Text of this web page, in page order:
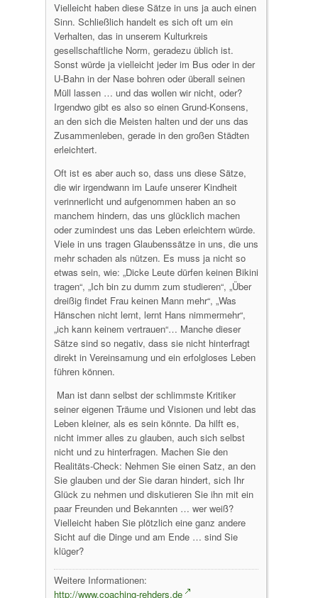
Vielleicht haben diese Sätze in uns ja auch einen
Sinn. Schließlich handelt es sich oft um ein
Verhalten, das in unserem Kulturkreis
gesellschaftliche Norm, geradezu üblich ist.
Sonst würde ja vielleicht jeder im Bus oder in der
U-Bahn in der Nase bohren oder überall seinen
Müll lassen … und das wollen wir nicht, oder?
Irgendwo gibt es also so einen Grund-Konsens,
an den sich die Meisten halten und der uns das
Zusammenleben, gerade in den großen Städten
erleichtert.
Oft ist es aber auch so, dass uns diese Sätze,
die wir irgendwann im Laufe unserer Kindheit
verinnerlicht und aufgenommen haben an so
manchem hindern, das uns glücklich machen
oder zumindest uns das Leben erleichtern würde.
Viele in uns tragen Glaubenssätze in uns, die uns
mehr schaden als nützen. Es muss ja nicht so
etwas sein, wie: „Dicke Leute dürfen keinen Bikini
tragen“, „Ich bin zu dumm zum studieren“, „Über
dreißig findet Frau keinen Mann mehr“, „Was
Hänschen nicht lernt, lernt Hans nimmermehr“,
„ich kann keinem vertrauen“… Manche dieser
Sätze sind so negativ, dass sie nicht hinterfragt
direkt in Vereinsamung und ein erfolgloses Leben
führen können.
Man ist dann selbst der schlimmste Kritiker
seiner eigenen Träume und Visionen und lebt das
Leben kleiner, als es sein könnte. Da hilft es,
nicht immer alles zu glauben, auch sich selbst
nicht und zu hinterfragen. Machen Sie den
Realitäts-Check: Nehmen Sie einen Satz, an den
Sie glauben und der Sie daran hindert, sich Ihr
Glück zu nehmen und diskutieren Sie ihn mit ein
paar Freunden und Bekannten … wer weiß?
Vielleicht haben Sie plötzlich eine ganz andere
Sicht auf die Dinge und am Ende … sind Sie
klüger?
Weitere Informationen:
http://www.coaching-rehders.de